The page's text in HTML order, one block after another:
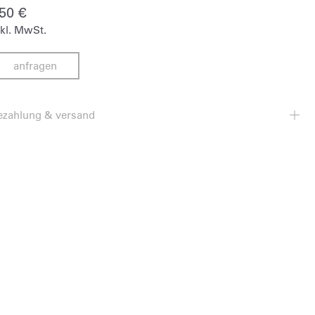
€
MwSt.
anfragen
& versand